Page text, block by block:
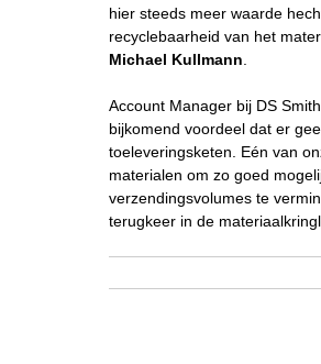
hier steeds meer waarde
recyclebaarheid van het
Michael Kullmann
Account Manager bij DS
bijkomend voordeel dat er
toeleveringsketen. Eén van
materialen om zo goed
verzendingsvolumes te
terugkeer in de